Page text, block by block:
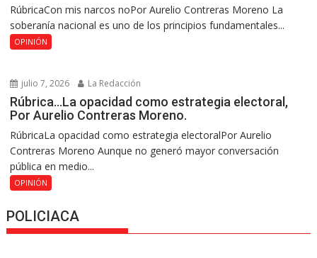
RúbricaCon mis narcos noPor Aurelio Contreras Moreno La
soberanía nacional es uno de los principios fundamentales...
OPINIÓN
julio 7, 2026 La Redacción
Rúbrica…La opacidad como estrategia electoral,
Por Aurelio Contreras Moreno.
RúbricaLa opacidad como estrategia electoralPor Aurelio
Contreras Moreno Aunque no generó mayor conversación
pública en medio...
OPINIÓN
POLICIACA